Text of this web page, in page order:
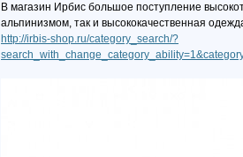
В магазин Ирбис большое поступление
альпинизмом, так и высококачественная
http://irbis-shop.ru/category_search/?